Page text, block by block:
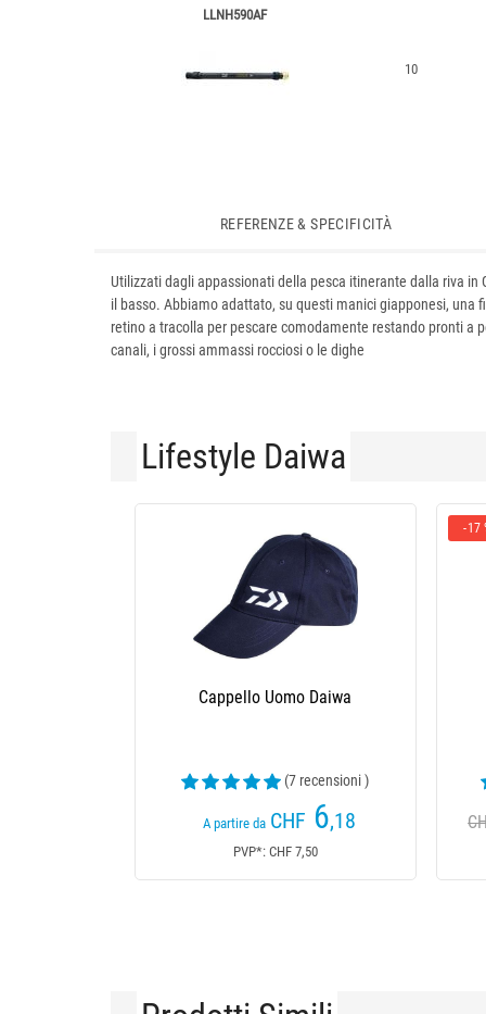
LLNH590AF
10
REFERENZE & SPECIFICITÀ
Utilizzati dagli appassionati della pesca itinerante dalla riva
il basso. Abbiamo adattato, su questi manici giapponesi,
retino a tracolla per pescare comodamente restando pronti a
canali, i grossi ammassi rocciosi o le dighe
Lifestyle Daiwa
Cappello Uomo Daiwa
(7 recensioni )
A partire da CHF 6,18
PVP*: CHF 7,50
-17